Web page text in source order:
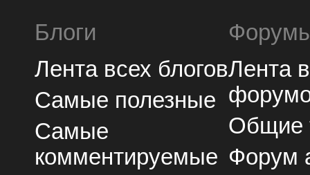
Блоги
Лента всех блогов
Самые полезные
Самые
комментируемые
Лента
Общие
Форум